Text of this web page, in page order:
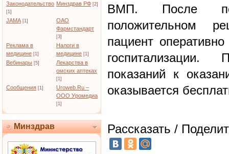
Законодательство
[1]
Минздрав РФ [2]
JAMA [1]
ОАО
Фармстандарт
[3]
Реклама в
медицине [1]
Налоги в
медицине [1]
Вебинары [5]
Лекарства в
омских аптеках
[1]
Сообщения [1]
Uroweb.Ru –
ООО Уромедиа
[1]
Минздрав
ВМП. После
положительном
пациент
показаний к
оказывается
Рассказать /